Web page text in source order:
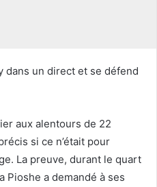
dans un direct et se défend
aux alentours de 22
si ce n’était pour
La preuve, durant le quart
Pioshe a demandé à ses